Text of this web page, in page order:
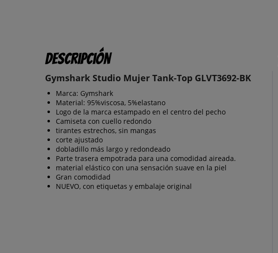
Descripción
Gymshark Studio Mujer Tank-Top GLVT3692-BK
Marca: Gymshark
Material: 95%viscosa, 5%elastano
Logo de la marca estampado en el centro del pecho
Camiseta con cuello redondo
tirantes estrechos, sin mangas
corte ajustado
dobladillo más largo y redondeado
Parte trasera empotrada para una comodidad aireada.
material elástico con una sensación suave en la piel
Gran comodidad
NUEVO, con etiquetas y embalaje original